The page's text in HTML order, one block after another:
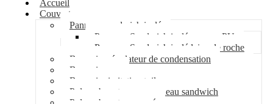
Accueil
Couverture
Panneau sandwich isolé
Panneau Sandwich isolé mousse PU
Panneau Sandwich isolé laine de roche
Bac acier régulateur de condensation
Bac acier sec
Bac acier imitation tuile
Polycarbonate pour panneau sandwich